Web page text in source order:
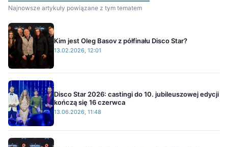
Najnowsze artykuły powiązane z tym tematem
Kim jest Oleg Basov z półfinału Disco Star?
13.02.2026, 12:01
Disco Star 2026: castingi do 10. jubileuszowej edycji
kończą się 16 czerwca
13.06.2026, 11:48